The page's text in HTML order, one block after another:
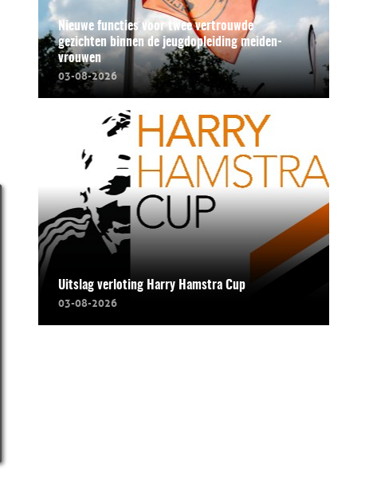
Nieuwe functies voor twee vertrouwde
gezichten binnen de jeugdopleiding meiden-
vrouwen
03-08-2026
Uitslag verloting Harry Hamstra Cup
03-08-2026